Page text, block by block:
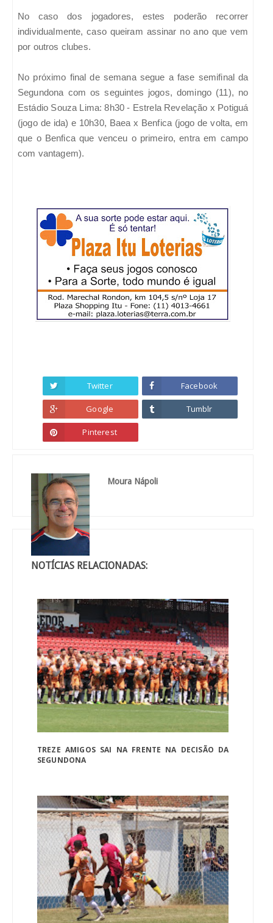
No caso dos jogadores, estes poderão recorrer
individualmente, caso queiram assinar no ano que vem
por outros clubes.
No próximo final de semana segue a fase semifinal da
Segundona com os seguintes jogos, domingo (11), no
Estádio Souza Lima: 8h30 - Estrela Revelação x Potiguá
(jogo de ida) e 10h30, Baea x Benfica (jogo de volta, em
que o Benfica que venceu o primeiro, entra em campo
com vantagem).
Twitter Facebook
Google Tumblr
Pinterest
Moura Nápoli
NOTÍCIAS RELACIONADAS:
TREZE AMIGOS SAI NA FRENTE NA DECISÃO DA
SEGUNDONA